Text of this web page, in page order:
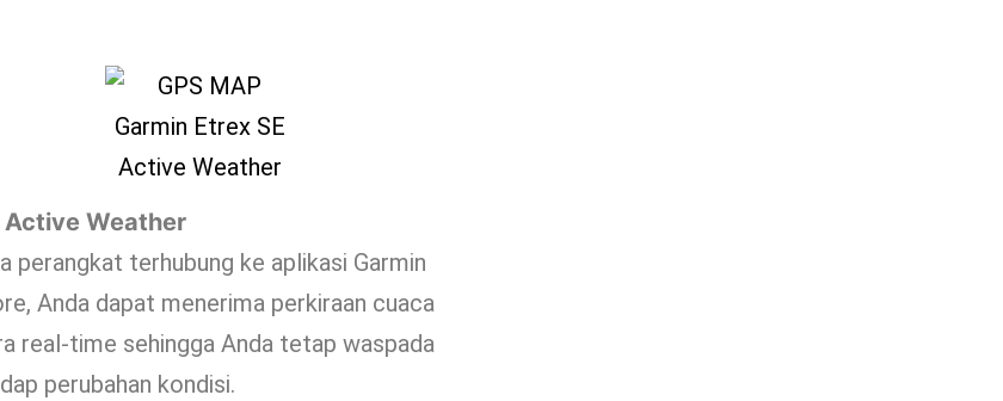
Active Weather
perangkat terhubung ke aplikasi Garmin
Anda dapat menerima perkiraan cuaca
real-time sehingga Anda tetap waspada
perubahan kondisi.